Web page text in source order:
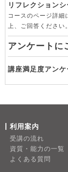
リフレクションシ
コースのページ詳細
上、ご回答ください。
アンケートに
講座満足度アンケ
利用案内
受講の流れ
資質・能力の一覧
よくある質問